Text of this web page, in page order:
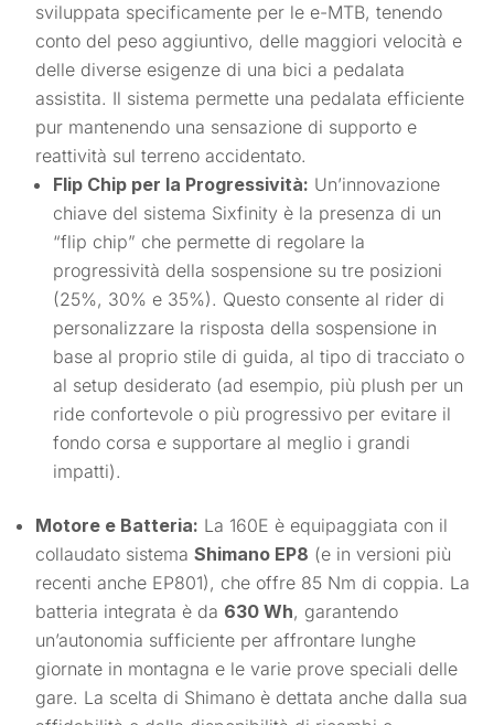
sviluppata specificamente per le e-MTB, tenendo
conto del peso aggiuntivo, delle maggiori velocità e
delle diverse esigenze di una bici a pedalata
assistita. Il sistema permette una pedalata efficiente
pur mantenendo una sensazione di supporto e
reattività sul terreno accidentato.
Flip Chip per la Progressività: Un’innovazione
chiave del sistema Sixfinity è la presenza di un
“flip chip” che permette di regolare la
progressività della sospensione su tre posizioni
(25%, 30% e 35%). Questo consente al rider di
personalizzare la risposta della sospensione in
base al proprio stile di guida, al tipo di tracciato o
al setup desiderato (ad esempio, più plush per un
ride confortevole o più progressivo per evitare il
fondo corsa e supportare al meglio i grandi
impatti).
Motore e Batteria: La 160E è equipaggiata con il
collaudato sistemaShimano EP8 (e in versioni più
recenti anche EP801), che offre 85 Nm di coppia. La
batteria integrata è da 630 Wh, garantendo
un’autonomia sufficiente per affrontare lunghe
giornate in montagna e le varie prove speciali delle
gare. La scelta di Shimano è dettata anche dalla sua